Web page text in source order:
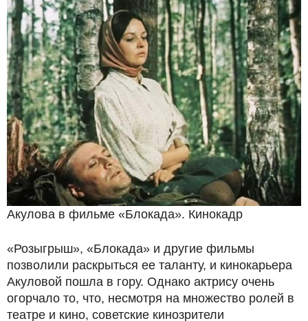
Акулова в фильме «Блокада». Кинокадр
«Розыгрыш», «Блокада» и другие фильмы
позволили раскрыться ее таланту, и кинокарьера
Акуловой пошла в гору. Однако актрису очень
огорчало то, что, несмотря на множество ролей в
театре и кино, советские кинозрители